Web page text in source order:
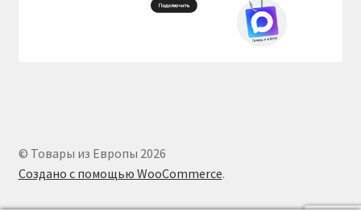
© Товары из Европы 2026
Создано с помощью WooCommerce.